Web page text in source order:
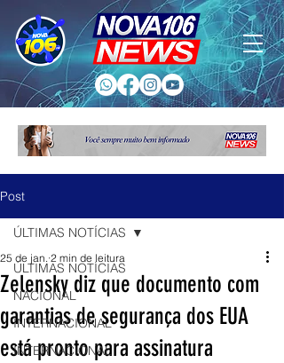
Post
ÚLTIMAS NOTÍCIAS
NACIONAL
INTERNACIONAL
INTERNACIONAL
ÚLTIMAS NOTÍCIAS
Zelensky diz que documento com
garantias de segurança dos EUA
está pronto para assinatura
25 de jan. 2 min de leitura